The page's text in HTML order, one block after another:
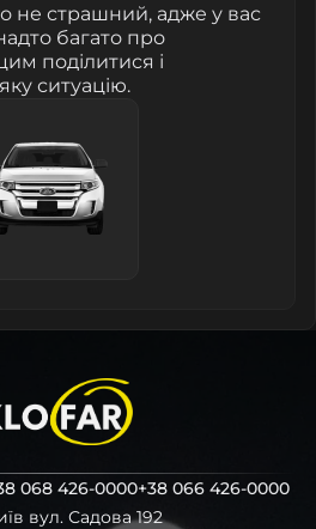
не страшний, адже у вас
багато про
поділитися і
ситуацію.
068 426-0000+38 066 426-0000
вул. Садова 192